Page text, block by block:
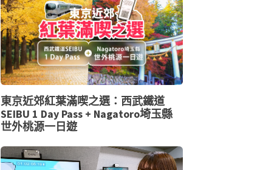
東京近郊紅葉滿喫之選：西武鐵道
SEIBU 1 Day Pass + Nagatoro埼玉縣
世外桃源一日遊